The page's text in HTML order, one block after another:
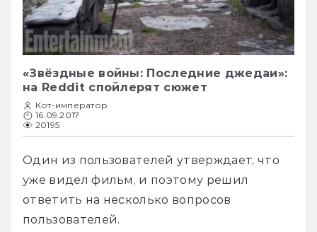
«Звёздные войны: Последние джедаи»:
на Reddit спойлерят сюжет
Кот-император
16.09.2017
20195
Один из пользователей утверждает, что
уже видел фильм, и поэтому решил
ответить на несколько вопросов
пользователей.